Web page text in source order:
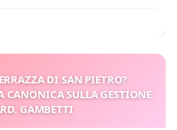
DI SAN PIETRO?
CANONICA SULLA GESTIONE
GAMBETTI